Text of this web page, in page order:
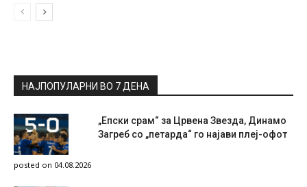
НАЈПОПУЛАРНИ ВО 7 ДЕНА
„Епски срам“ за Црвена Звезда, Динамо
Загреб со „петарда“ го најави плеј-офот
posted on 04.08.2026